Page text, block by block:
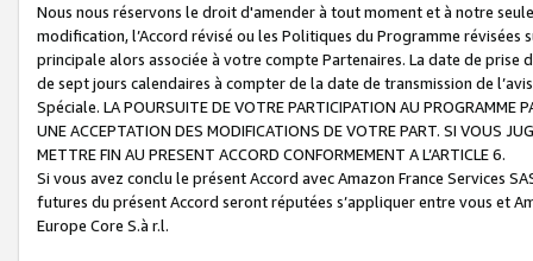
Nous nous réservons le droit d'amender à tout moment et à notre
modification, l’Accord révisé ou les Politiques du Programme
principale alors associée à votre compte Partenaires. La date de
de sept jours calendaires à compter de la date de transmission de
Spéciale. LA POURSUITE DE VOTRE PARTICIPATION AU PROGRAMME
UNE ACCEPTATION DES MODIFICATIONS DE VOTRE PART. SI VOUS
METTRE FIN AU PRESENT ACCORD CONFORMEMENT A L’ARTICLE 6.
Si vous avez conclu le présent Accord avec Amazon France Services
futures du présent Accord seront réputées s’appliquer entre vous et
Europe Core S.à r.l.